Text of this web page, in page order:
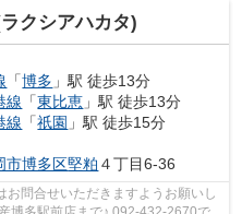
クシアハカタ)
「博多 」駅 徒歩13分
線 「東比恵 」駅 徒歩13分
線 「祇園 」駅 徒歩15分
市博多区堅粕 ４丁目6-36
お問合せいただきますようお願いし